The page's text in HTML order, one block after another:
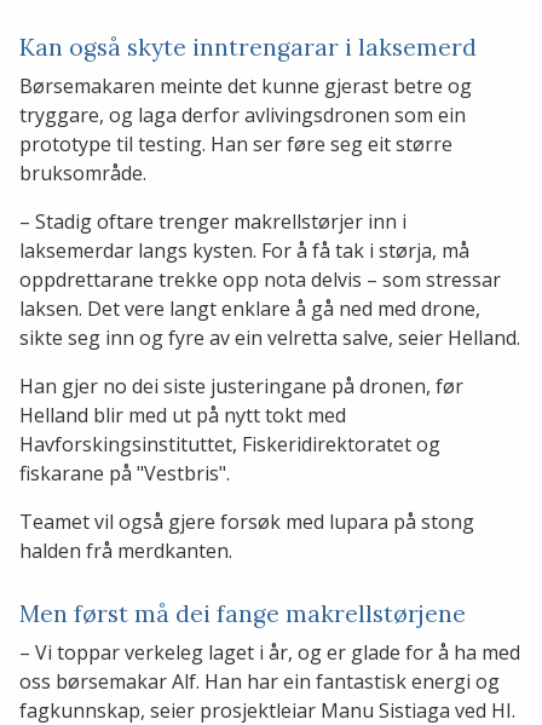
Kan også skyte inntrengarar i laksemerd
Børsemakaren meinte det kunne gjerast betre og
tryggare, og laga derfor avlivingsdronen som ein
prototype til testing. Han ser føre seg eit større
bruksområde.
– Stadig oftare trenger makrellstørjer inn i
laksemerdar langs kysten. For å få tak i størja, må
oppdrettarane trekke opp nota delvis – som stressar
laksen. Det vere langt enklare å gå ned med drone,
sikte seg inn og fyre av ein velretta salve, seier Helland.
Han gjer no dei siste justeringane på dronen, før
Helland blir med ut på nytt tokt med
Havforskingsinstituttet, Fiskeridirektoratet og
fiskarane på "Vestbris".
Teamet vil også gjere forsøk med lupara på stong
halden frå merdkanten.
Men først må dei fange makrellstørjene
– Vi toppar verkeleg laget i år, og er glade for å ha med
oss børsemakar Alf. Han har ein fantastisk energi og
fagkunnskap, seier prosjektleiar Manu Sistiaga ved HI.